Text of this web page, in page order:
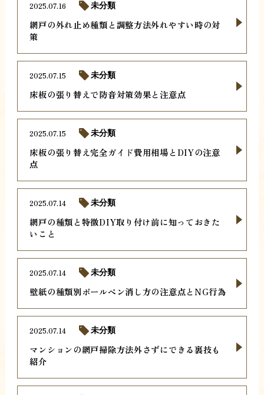
網戸の外れ止め種類と調整方法外れやすい時の対
策
2025.07.16 未分類
床板の張り替えで防音対策効果と注意点
2025.07.15 未分類
床板の張り替え完全ガイド費用相場とDIYの注意
点
2025.07.15 未分類
網戸の種類と特徴DIY取り付け前に知っておきた
いこと
2025.07.14 未分類
壁紙の種類別ボールペン消し方の注意点とNG行為
2025.07.14 未分類
マンションの網戸掃除方法外さずにできる裏技も
紹介
2025.07.14 未分類